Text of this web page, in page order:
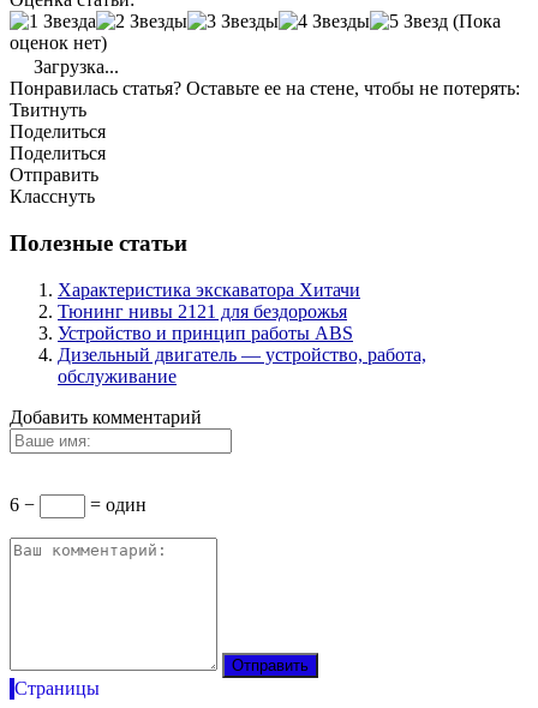
(Пока
оценок нет)
Загрузка...
Понравилась статья? Оставьте ее на стене, чтобы не потерять:
Твитнуть
Поделиться
Поделиться
Отправить
Класснуть
Полезные статьи
Характеристика экскаватора Хитачи
Тюнинг нивы 2121 для бездорожья
Устройство и принцип работы ABS
Дизельный двигатель — устройство, работа,
обслуживание
Добавить комментарий
6 − = один
Страницы